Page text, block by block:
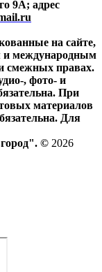
9А; адрес
на сайте,
и международным
смежных правах.
, фото- и
При
материалов
Для
© 2026